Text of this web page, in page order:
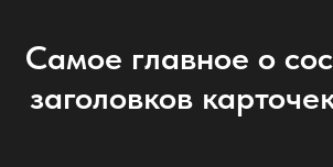
Самое главное о
заголовков